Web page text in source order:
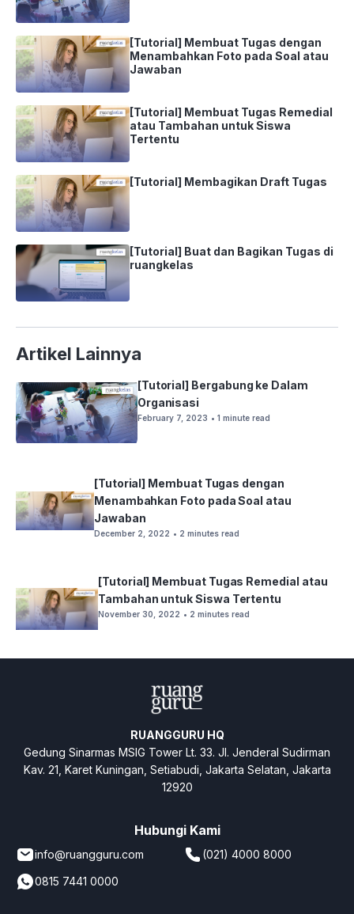
[Tutorial] Membuat Tugas dengan
Menambahkan Foto pada Soal atau
Jawaban
[Tutorial] Membuat Tugas Remedial
atau Tambahan untuk Siswa
Tertentu
[Tutorial] Membagikan Draft Tugas
[Tutorial] Buat dan Bagikan Tugas di
ruangkelas
Artikel Lainnya
[Tutorial] Bergabung ke Dalam
Organisasi
February 7, 2023 • 1 minute read
[Tutorial] Membuat Tugas dengan
Menambahkan Foto pada Soal atau
Jawaban
December 2, 2022 • 2 minutes read
[Tutorial] Membuat Tugas Remedial atau
Tambahan untuk Siswa Tertentu
November 30, 2022 • 2 minutes read
RUANGGURU HQ
Gedung Sinarmas MSIG Tower Lt. 33. Jl. Jenderal Sudirman
Kav. 21, Karet Kuningan, Setiabudi, Jakarta Selatan, Jakarta
12920
Hubungi Kami
info@ruangguru.com
(021) 4000 8000
0815 7441 0000